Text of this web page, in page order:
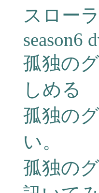
スロー
season6
孤独の
しめる
孤独の
い。
孤独の